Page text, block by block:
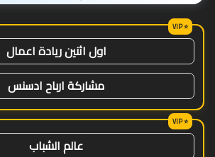
اول اثنين ريادة اعمال
مشاركة ارباح ادسنس
عالم الشباب